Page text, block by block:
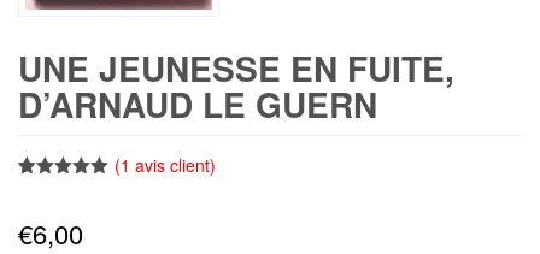
UNE JEUNESSE EN FUITE,
D’ARNAUD LE GUERN
basé sur
notation
(1 avis client)
€6,00